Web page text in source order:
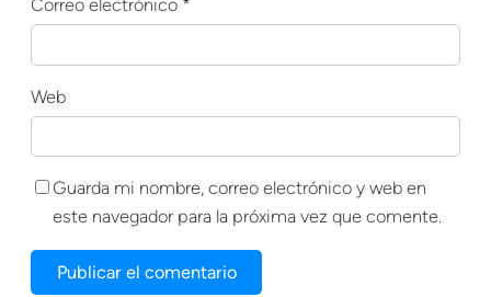
Correo electrónico *
Web
Guarda mi nombre, correo electrónico y web en
este navegador para la próxima vez que comente.